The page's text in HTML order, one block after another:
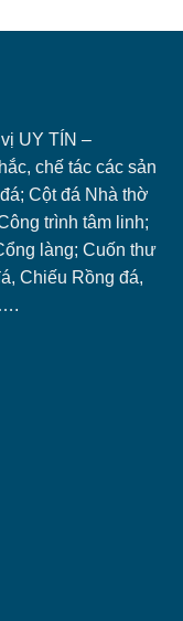
UY TÍN –
chế tác các sản
Cột đá Nhà thờ
trình tâm linh;
làng; Cuốn thư
Chiếu Rồng đá,